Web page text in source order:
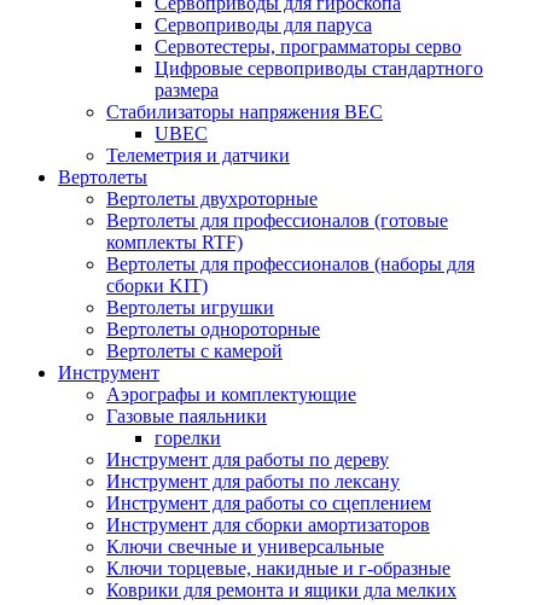
Сервоприводы для паруса
Сервотестеры, программаторы серво
Цифровые сервоприводы стандартного
размера
Стабилизаторы напряжения BEC
UBEC
Телеметрия и датчики
Вертолеты
Вертолеты двухроторные
Вертолеты для профессионалов (готовые
комплекты RTF)
Вертолеты для профессионалов (наборы для
сборки KIT)
Вертолеты игрушки
Вертолеты однороторные
Вертолеты с камерой
Инструмент
Аэрографы и комплектующие
Газовые паяльники
горелки
Инструмент для работы по дереву
Инструмент для работы по лексану
Инструмент для работы со сцеплением
Инструмент для сборки амортизаторов
Ключи свечные и универсальные
Ключи торцевые, накидные и г-образные
Коврики для ремонта и ящики дла мелких